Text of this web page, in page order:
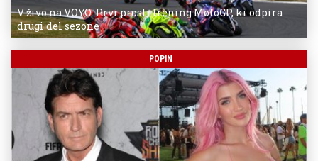
V živo na VOYO: Prvi prosti trening MotoGP, ki odpira
drugi del sezone
POPIN